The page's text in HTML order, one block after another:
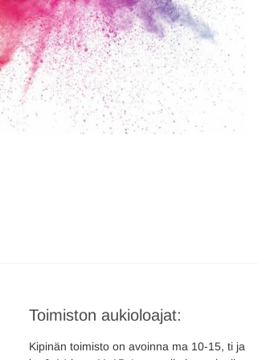
Toimiston aukioloajat:
Kipinän toimisto on avoinna ma 10-15, ti ja